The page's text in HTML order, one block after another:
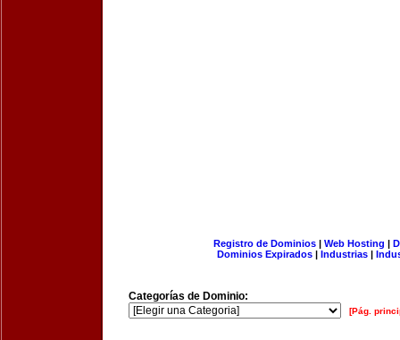
Registro de Dominios| Web Hosting |
Dominios Expirados | Industrias |
Categorías de Dominio:
[Pág.